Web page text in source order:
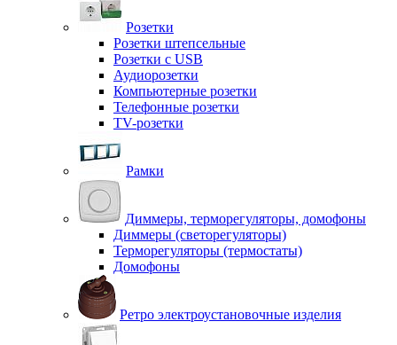
Розетки
Розетки штепсельные
Розетки с USB
Аудиорозетки
Компьютерные розетки
Телефонные розетки
TV-розетки
Рамки
Диммеры, терморегуляторы, домофоны
Диммеры (светорегуляторы)
Терморегуляторы (термостаты)
Домофоны
Ретро электроустановочные изделия